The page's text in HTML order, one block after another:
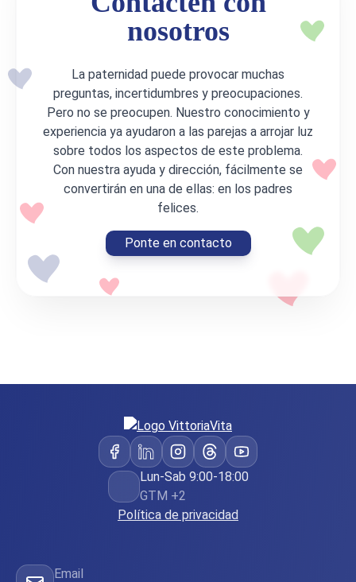
nosotros
La paternidad puede provocar muchas
preguntas, incertidumbres y preocupaciones.
Pero no se preocupen. Nuestro conocimiento y
experiencia ya ayudaron a las parejas a arrojar luz
sobre todos los aspectos de este problema.
Con nuestra ayuda y dirección, fácilmente se
convertirán en una de ellas: en los padres
felices.
Ponte en contacto
Lun-Sab 9:00-18:00
GTM +2
Política de privacidad
Email